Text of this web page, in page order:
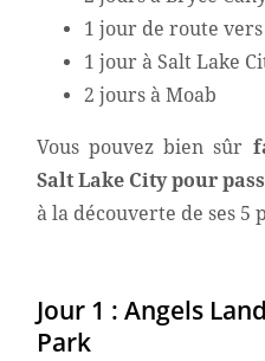
1 jour de route
1 jour à Salt Lake
2 jours à Moab
Vous pouvez bien sûr
Salt Lake City pour
à la découverte de ses 5
Jour 1 : Angels
Park